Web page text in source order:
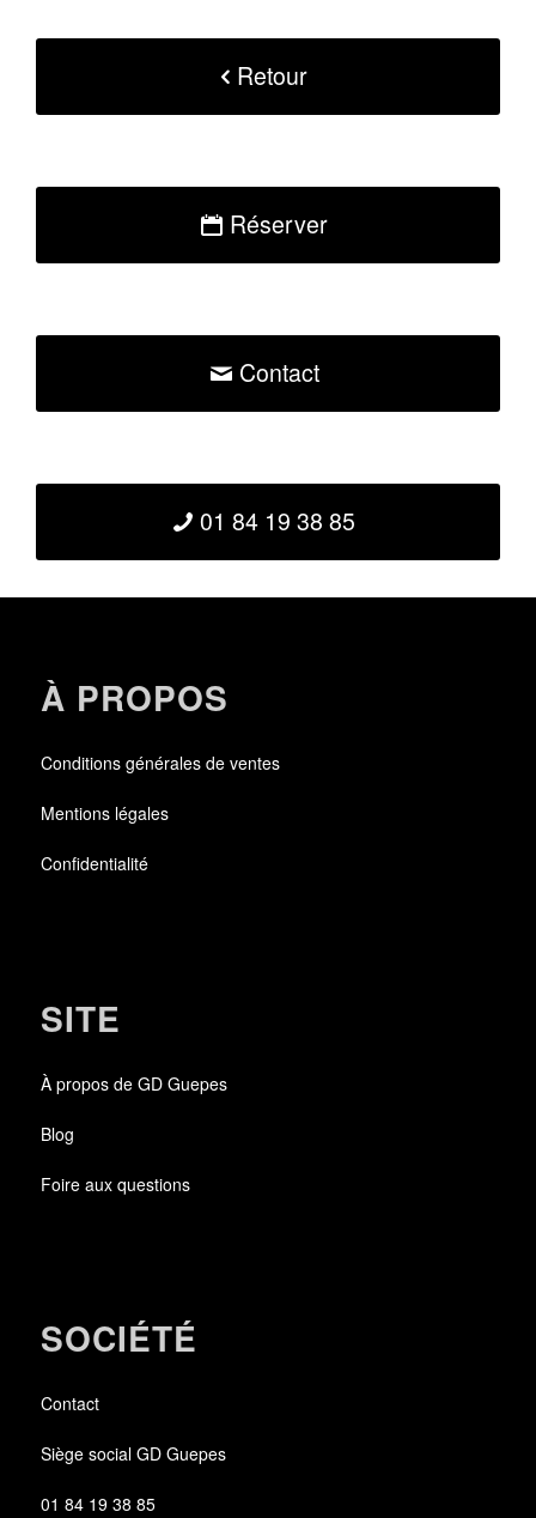
Retour
Réserver
Contact
01 84 19 38 85
À PROPOS
Conditions générales de ventes
Mentions légales
Confidentialité
SITE
À propos de GD Guepes
Blog
Foire aux questions
SOCIÉTÉ
Contact
Siège social GD Guepes
01 84 19 38 85